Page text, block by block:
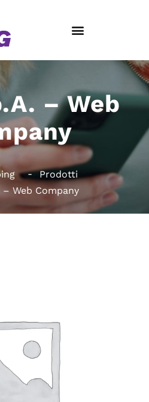
– Web
Prodotti
– Web Company